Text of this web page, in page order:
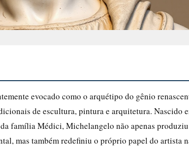
evocado como o arquétipo do gênio
de escultura, pintura e arquitetura. Nascido
família Médici, Michelangelo não apenas
mas também redefiniu o próprio papel do artista